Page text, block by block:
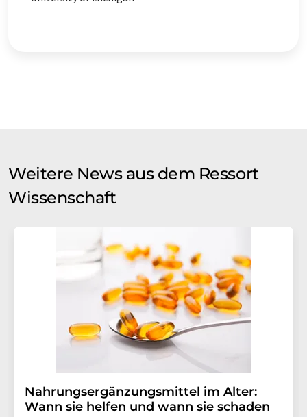
Weitere News aus dem Ressort
Wissenschaft
Nahrungsergänzungsmittel im Alter:
Wann sie helfen und wann sie schaden